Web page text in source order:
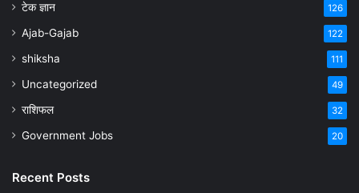
टेक ज्ञान 126
Ajab-Gajab 122
shiksha 111
Uncategorized 49
राशिफल 32
Government Jobs 20
Recent Posts